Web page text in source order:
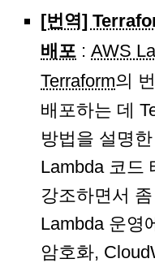
[번역]
배포 : AWS
Terraform의
배포하는 데
방법을 설명
Lambda 코드
강조하면서
Lambda 운영
암호화,